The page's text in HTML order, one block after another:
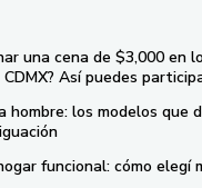
una cena de $3,000 en
Así puedes
hombre: los modelos que
funcional: cómo elegí